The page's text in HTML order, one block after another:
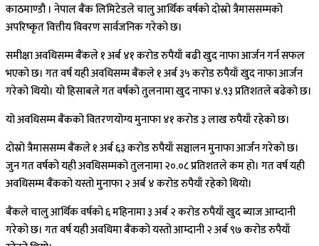
काठमाण्डौ । नेपाल बैंक लिमिटेडले चालु आर्थिक वर्षको दोस्रो त्रैमाससम्मको
अपरिष्कृत वित्तीय विवरण सार्वजनिक गरेको छ।
समीक्षा अवधिसम्म बैंकले १ अर्ब ४१ करोड रुपैयाँ बढी खुद नाफा आर्जन गर्न सफल
भएको छ। गत वर्ष यही अवधिसम्म बैंकले १ अर्ब ३५ करोड रुपैयाँ खुद नाफा आर्जन
गरेको थियो। यो हिसाबले गत वर्षको तुलनामा खुद नाफा ४.९३ प्रतिशतले बढेको छ।
यो अवधिसम्म बैंकको वितरणयोग्य मुनाफा ४१ करोड ३ लाख रुपैयाँ रहेको छ।
दोस्रो त्रैमाससम्म बैंकले १ अर्ब ६३ करोड रुपैयाँ सञ्चालन मुनाफा आर्जन गरेको छ।
जुन गत वर्षको यही अवधिसम्मको तुलनामा २०.०८ प्रतिशतले कम हो। गत वर्ष यही
अवधिसम्म बैंकको यस्तो मुनाफा २ अर्ब ४ करोड रुपैयाँ रहेको थियो।
बैंकले चालु आर्थिक वर्षको ६ महिनामा ३ अर्ब २ करोड रुपैयाँ खुद ब्याज आम्दानी
गरेको छ। गत वर्ष यही अवधिमा बैंकको यस्तो आम्दानी २ अर्ब ९७ करोड रुपैयाँ